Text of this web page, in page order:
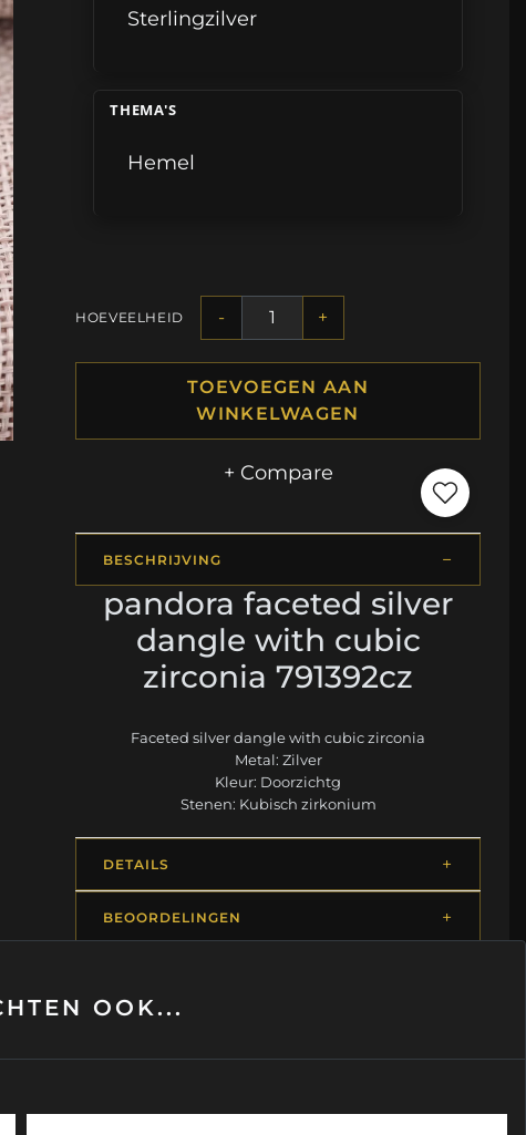
Sterlingzilver
THEMA'S
Hemel
HOEVEELHEID - +
TOEVOEGEN AAN
WINKELWAGEN
+ Compare
BESCHRIJVING
pandora faceted silver
dangle with cubic
zirconia 791392cz
Faceted silver dangle with cubic zirconia
Metal: Zilver
Kleur: Doorzichtg
Stenen: Kubisch zirkonium
DETAILS
BEOORDELINGEN
OOK...